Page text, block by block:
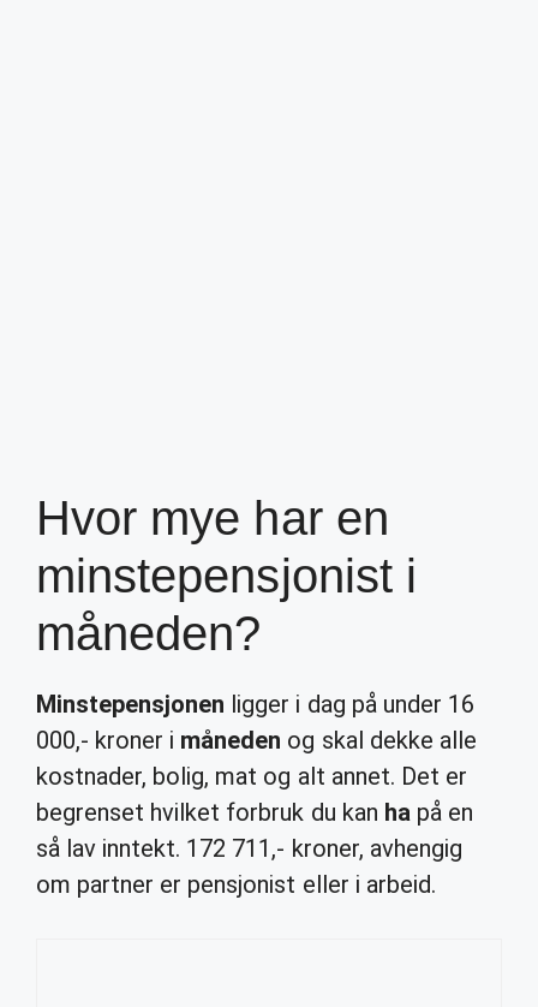
Hvor mye har en
minstepensjonist i
måneden?
Minstepensjonen ligger i dag på under 16
000,- kroner i måneden og skal dekke alle
kostnader, bolig, mat og alt annet. Det er
begrenset hvilket forbruk du kan hapå en
så lav inntekt. 172 711,- kroner, avhengig
om partner er pensjonist eller i arbeid.